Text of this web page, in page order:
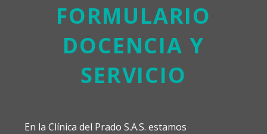
FORMULARIO
DOCENCIA Y
SERVICIO
En la Clínica del Prado S.A.S. estamos